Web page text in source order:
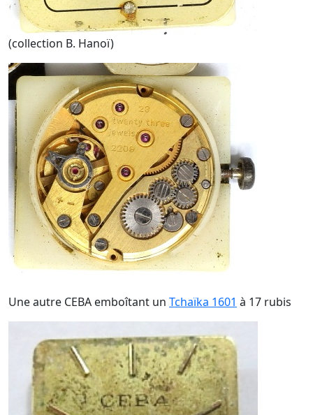
(collection B. Hanoï)
Une autre CEBA emboîtant un Tchaïka 1601 à 17 rubis